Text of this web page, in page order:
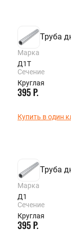
Труба
Марка
Д1Т
Сечение
Круглая
395 Р.
Купить в один
Труба
Марка
Д1
Сечение
Круглая
395 Р.